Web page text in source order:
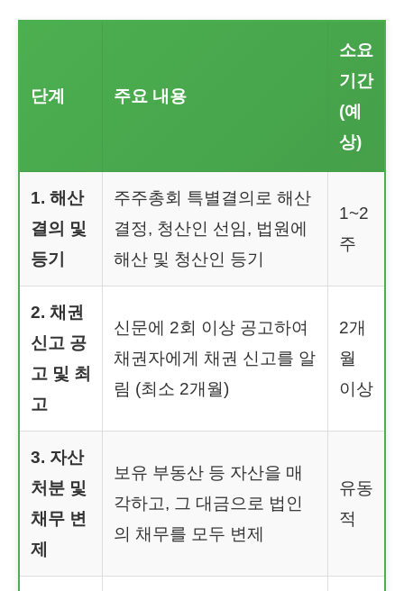
단계 주요 내용
소요
기간
(예
상)
1. 해산
결의 및
등기
주주총회 특별결의로 해산
결정, 청산인 선임, 법원에
해산 및 청산인 등기
1~2
주
2. 채권
신고 공
고 및 최
고
신문에 2회 이상 공고하여
채권자에게 채권 신고를 알
림 (최소 2개월)
2개
월
이상
3. 자산
처분 및
채무 변
제
보유 부동산 등 자산을 매
각하고, 그 대금으로 법인
의 채무를 모두 변제
유동
적